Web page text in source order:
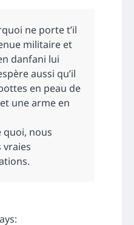
ne porte t’il
militaire et
danfani lui
aussi qu’il
en peau de
une arme en
quoi, nous
vraies